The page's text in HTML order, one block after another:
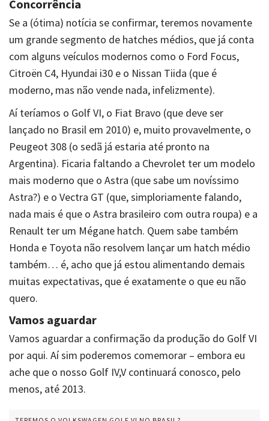
Concorrência
Se a (ótima) notícia se confirmar, teremos novamente
um grande segmento de hatches médios, que já conta
com alguns veículos modernos como o Ford Focus,
Citroën C4, Hyundai i30 e o Nissan Tiida (que é
moderno, mas não vende nada, infelizmente).
Aí teríamos o Golf VI, o Fiat Bravo (que deve ser
lançado no Brasil em 2010) e, muito provavelmente, o
Peugeot 308 (o sedã já estaria até pronto na
Argentina). Ficaria faltando a Chevrolet ter um modelo
mais moderno que o Astra (que sabe um novíssimo
Astra?) e o Vectra GT (que, simploriamente falando,
nada mais é que o Astra brasileiro com outra roupa) e a
Renault ter um Mégane hatch. Quem sabe também
Honda e Toyota não resolvem lançar um hatch médio
também… é, acho que já estou alimentando demais
muitas expectativas, que é exatamente o que eu não
quero.
Vamos aguardar
Vamos aguardar a confirmação da produção do Golf VI
por aqui. Aí sim poderemos comemorar – embora eu
ache que o nosso Golf IV,V continuará conosco, pelo
menos, até 2013.